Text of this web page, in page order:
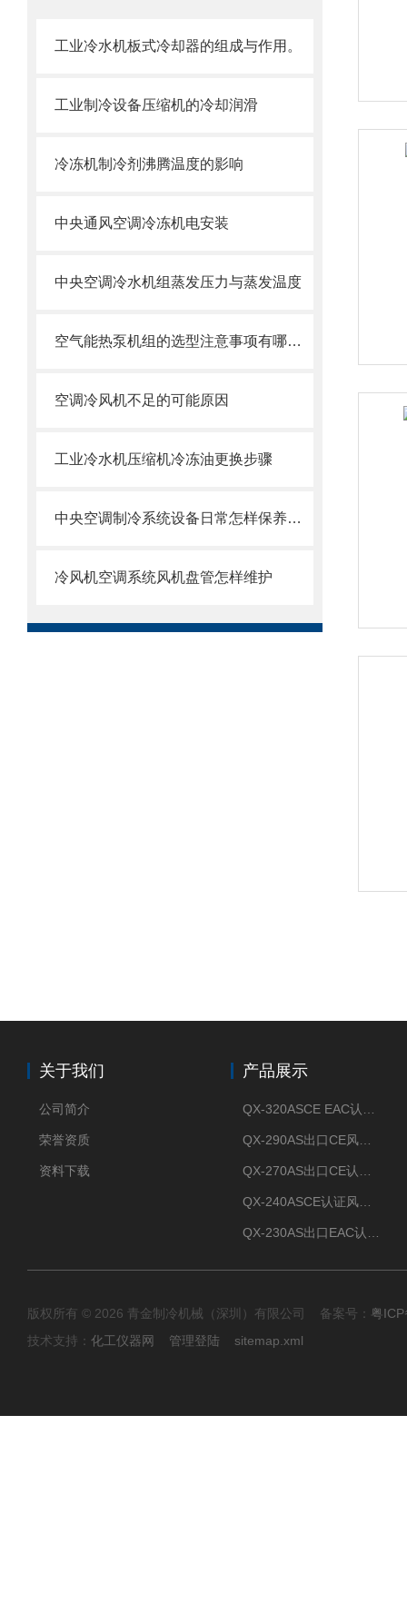
工业冷水机板式冷却器的组成与作用。
工业制冷设备压缩机的冷却润滑
冷冻机制冷剂沸腾温度的影响
中央通风空调冷冻机电安装
中央空调冷水机组蒸发压力与蒸发温度
空气能热泵机组的选型注意事项有哪些？
空调冷风机不足的可能原因
工业冷水机压缩机冷冻油更换步骤
中央空调制冷系统设备日常怎样保养与维护
冷风机空调系统风机盘管怎样维护
关于我们
公司简介
荣誉资质
资料下载
产品展示
版权所有 © 2026 青金制冷机械（深圳）有限公司 备案号： 粤
技术支持： 化工仪器网 管理登陆 sitemap.xml